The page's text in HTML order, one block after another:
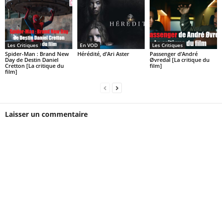
Les Critiques
Spider-Man : Brand New
Day de Destin Daniel
Cretton [La critique du
film]
En VOD
Hérédité, d’Ari Aster
Les Critiques
Passenger d’André
Øvredal [La critique du
film]
Laisser un commentaire